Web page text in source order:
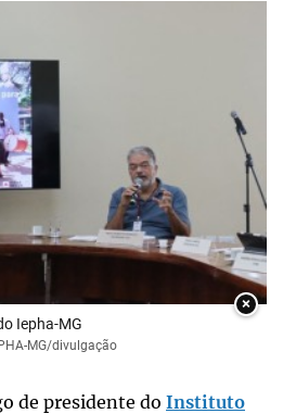
×
Iepha-MG
MG/divulgação
de presidente do Instituto